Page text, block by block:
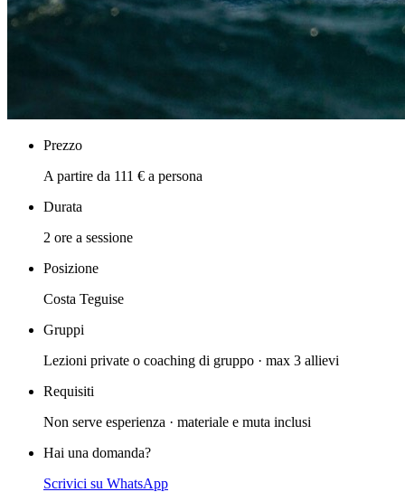
Prezzo
A partire da 111 € a persona
Durata
2 ore a sessione
Posizione
Costa Teguise
Gruppi
Lezioni private o coaching di gruppo · max 3 allievi
Requisiti
Non serve esperienza · materiale e muta inclusi
Hai una domanda?
Scrivici su WhatsApp